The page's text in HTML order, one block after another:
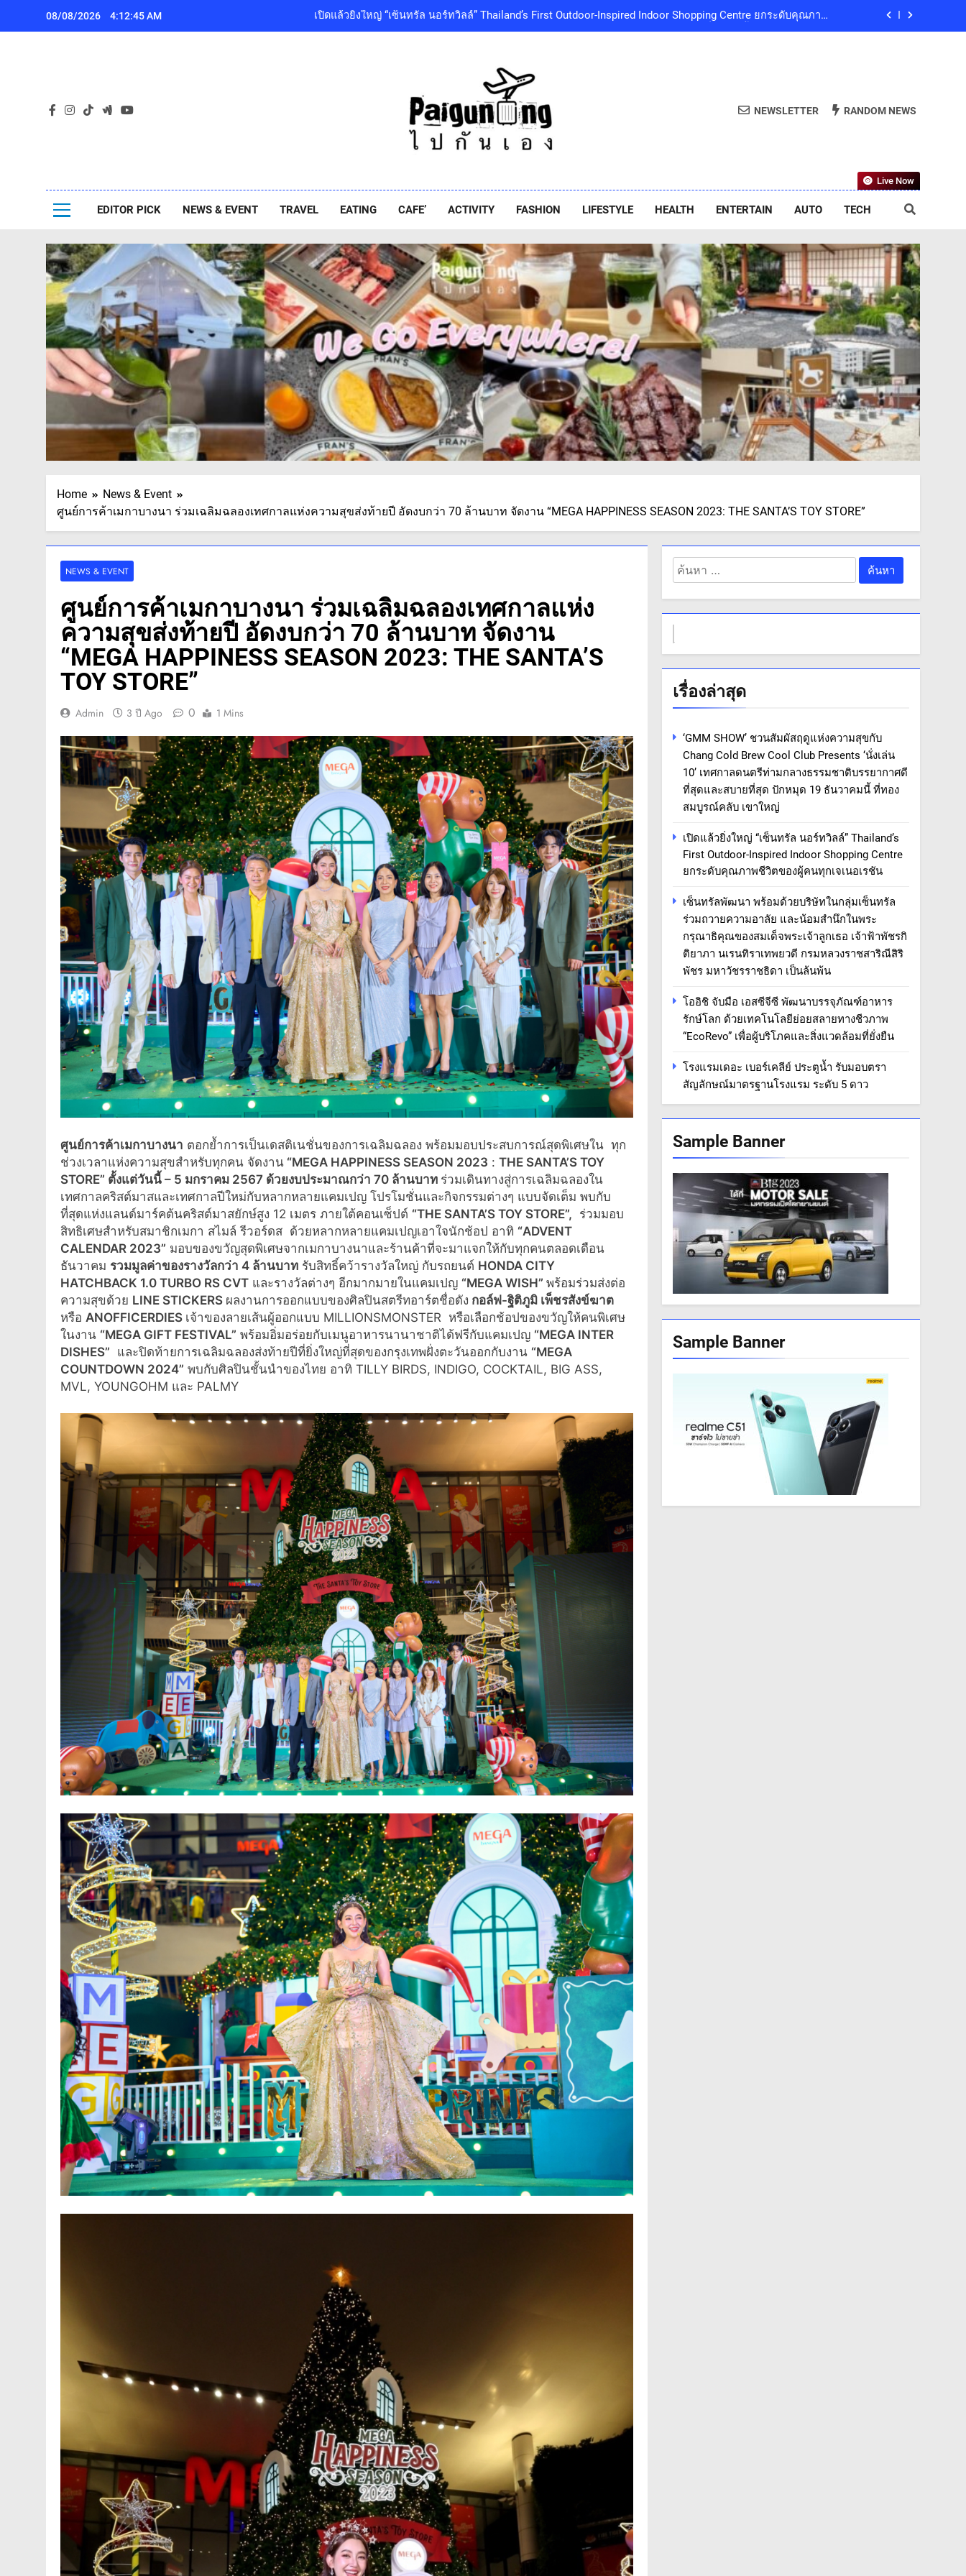
08/08/2026 4:12:47 AM
เซ็นทรัลพัฒนา พร้อมด้วยบริษัทในกลุ่มเซ็นทรัล ร่วมถวายความอาลัย และน้อมสำนึกในพระกรุณาธิคุณของสมเด็จ
‘GMM SHOW’ ชวนสัมผัสฤดูแห่งความสุขกับ Chang Cold Brew Cool Club Presents ‘นั่งเล่น 10’ เทศกาลดนตรี
ท่ามกลางธรรมชาติบรรยากาศดีที่สุดและสบายที่สุด ปักหมุด 19 ธันวาคมนี้ ที่ทองสมบูรณ์คลับ เขาใหญ่
เปิดแล้วยิ่งใหญ่ “เซ็นทรัล นอร์ทวิลล์” Thailand’s First Outdoor-Inspired Indoor Shopping Centre ยกระดับคุณภาพ
เซ็นทรัลพัฒนา พร้อมด้วยบริษัทในกลุ่มเซ็นทรัล ร่วมถวายความอาลัย และน้อมสำนึกในพระกรุณาธิคุณของสมเด็จ
พระเจ้าลูกเธอ เจ้าฟ้าพัชรกิติยาภา นเรนทิราเทพยวดี กรมหลวงราชสาริณีสิริพัชร มหาวัชรราชธิดา เป็นล้นพ้น
Paiguneng.com
NEWSLETTER RANDOM NEWS
EDITOR PICK NEWS & EVENT TRAVEL EATING CAFE’ ACTIVITY FASHION LIFESTYLE HEALTH ENTERTAIN AUTO TECH
Live Now
Home
News & Event
ศูนย์การค้าเมกาบางนา ร่วมเฉลิมฉลองเทศกาลแห่งความสุขส่งท้ายปี อัดงบกว่า 70 ล้านบาท จัดงาน “MEGA HAPPINESS SEASON 2023: THE SANTA’S TOY STORE”
NEWS & EVENT
ศูนย์การค้าเมกาบางนา ร่วมเฉลิมฉลองเทศกาลแห่ง
ความสุขส่งท้ายปี อัดงบกว่า 70 ล้านบาท จัดงาน
“MEGA HAPPINESS SEASON 2023: THE SANTA’S
TOY STORE”
Admin 3 ปี Ago 0 1 Mins
ศูนย์การค้าเมกาบางนา ตอกย้ำการเป็นเดสติเนชั่นของการเฉลิมฉลอง พร้อมมอบประสบการณ์สุดพิเศษใน ทุก
ช่วงเวลาแห่งความสุขสำหรับทุกคน จัดงาน “MEGA HAPPINESS SEASON 2023 : THE SANTA’S TOY
STORE” ตั้งแต่วันนี้ – 5 มกราคม 2567 ด้วยงบประมาณกว่า 70 ล้านบาท ร่วมเดินทางสู่การเฉลิมฉลองใน
เทศกาลคริสต์มาสและเทศกาลปีใหม่กับหลากหลายแคมเปญ โปรโมชั่นและกิจกรรมต่างๆ แบบจัดเต็ม พบกับ
ที่สุดแห่งแลนด์มาร์คต้นคริสต์มาสยักษ์สูง 12 เมตร ภายใต้คอนเซ็ปต์ “THE SANTA’S TOY STORE”, ร่วมมอบ
สิทธิเศษสำหรับสมาชิกเมกา สไมล์ รีวอร์ดส ด้วยหลากหลายแคมเปญเอาใจนักช้อป อาทิ “ADVENT
CALENDAR 2023” มอบของขวัญสุดพิเศษจากเมกาบางนาและร้านค้าที่จะมาแจกให้กับทุกคนตลอดเดือน
ธันวาคม รวมมูลค่าของรางวัลกว่า 4 ล้านบาท รับสิทธิ์คว้ารางวัลใหญ่ กับรถยนต์ HONDA CITY
HATCHBACK 1.0 TURBO RS CVT และรางวัลต่างๆ อีกมากมายในแคมเปญ “MEGA WISH” พร้อมร่วมส่งต่อ
ความสุขด้วย LINE STICKERS ผลงานการออกแบบของศิลปินสตรีทอาร์ตชื่อดัง กอล์ฟ-ฐิติภูมิ เพ็ชรสังข์ฆาต
หรือ ANOFFICERDIES เจ้าของลายเส้นผู้ออกแบบ MILLIONSMONSTER หรือเลือกช้อปของขวัญให้คนพิเศษ
ในงาน “MEGA GIFT FESTIVAL” พร้อมอิ่มอร่อยกับเมนูอาหารนานาชาติได้ฟรีกับแคมเปญ “MEGA INTER
DISHES” และปิดท้ายการเฉลิมฉลองส่งท้ายปีที่ยิ่งใหญ่ที่สุดของกรุงเทพฝั่งตะวันออกกับงาน “MEGA
COUNTDOWN 2024” พบกับศิลปินชั้นนำของไทย อาทิ TILLY BIRDS, INDIGO, COCKTAIL, BIG ASS,
MVL, YOUNGOHM และ PALMY
ค้นหา
สำหรับ:
เรื่องล่าสุด
‘GMM SHOW’ ชวนสัมผัสฤดูแห่งความสุขกับ
Chang Cold Brew Cool Club Presents ‘นั่งเล่น
10’ เทศกาลดนตรีท่ามกลางธรรมชาติบรรยากาศดี
ที่สุดและสบายที่สุด ปักหมุด 19 ธันวาคมนี้ ที่ทอง
สมบูรณ์คลับ เขาใหญ่
เปิดแล้วยิ่งใหญ่ “เซ็นทรัล นอร์ทวิลล์” Thailand’s
First Outdoor-Inspired Indoor Shopping Centre
ยกระดับคุณภาพชีวิตของผู้คนทุกเจเนอเรชัน
เซ็นทรัลพัฒนา พร้อมด้วยบริษัทในกลุ่มเซ็นทรัล
ร่วมถวายความอาลัย และน้อมสำนึกในพระ
กรุณาธิคุณของสมเด็จพระเจ้าลูกเธอ เจ้าฟ้าพัชรกิ
ติยาภา นเรนทิราเทพยวดี กรมหลวงราชสาริณีสิริ
พัชร มหาวัชรราชธิดา เป็นล้นพ้น
โออิชิ จับมือ เอสซีจีซี พัฒนาบรรจุภัณฑ์อาหาร
รักษ์โลก ด้วยเทคโนโลยีย่อยสลายทางชีวภาพ
“EcoRevo” เพื่อผู้บริโภคและสิ่งแวดล้อมที่ยั่งยืน
โรงแรมเดอะ เบอร์เคลีย์ ประตูน้ำ รับมอบตรา
สัญลักษณ์มาตรฐานโรงแรม ระดับ 5 ดาว
Sample Banner
Sample Banner